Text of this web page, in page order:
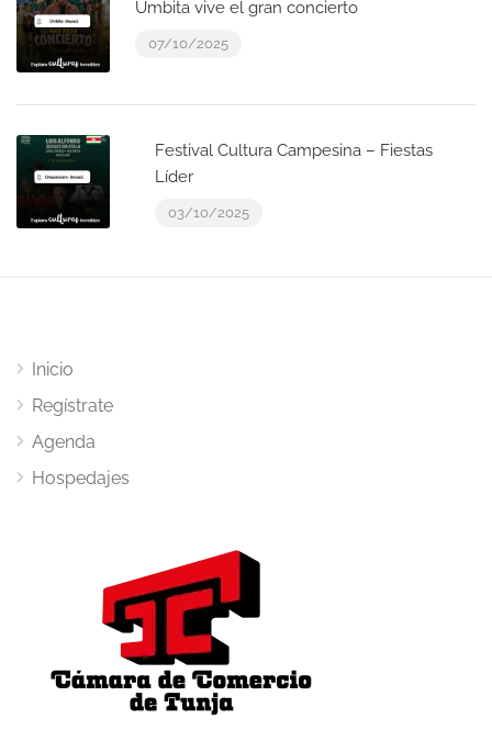
Úmbita vive el gran concierto
07/10/2025
Festival Cultura Campesina – Fiestas
Líder
03/10/2025
Inicio
Regístrate
Agenda
Hospedajes